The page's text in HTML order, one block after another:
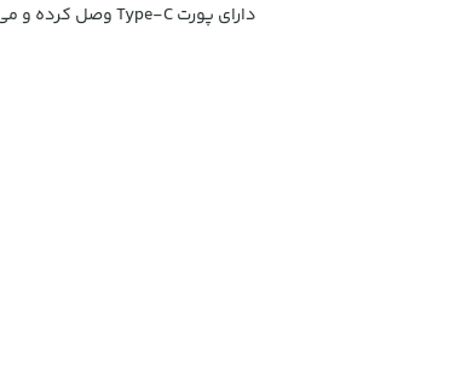
دارای پورت Type-C وصل کرده و می توان شارژ کرد.